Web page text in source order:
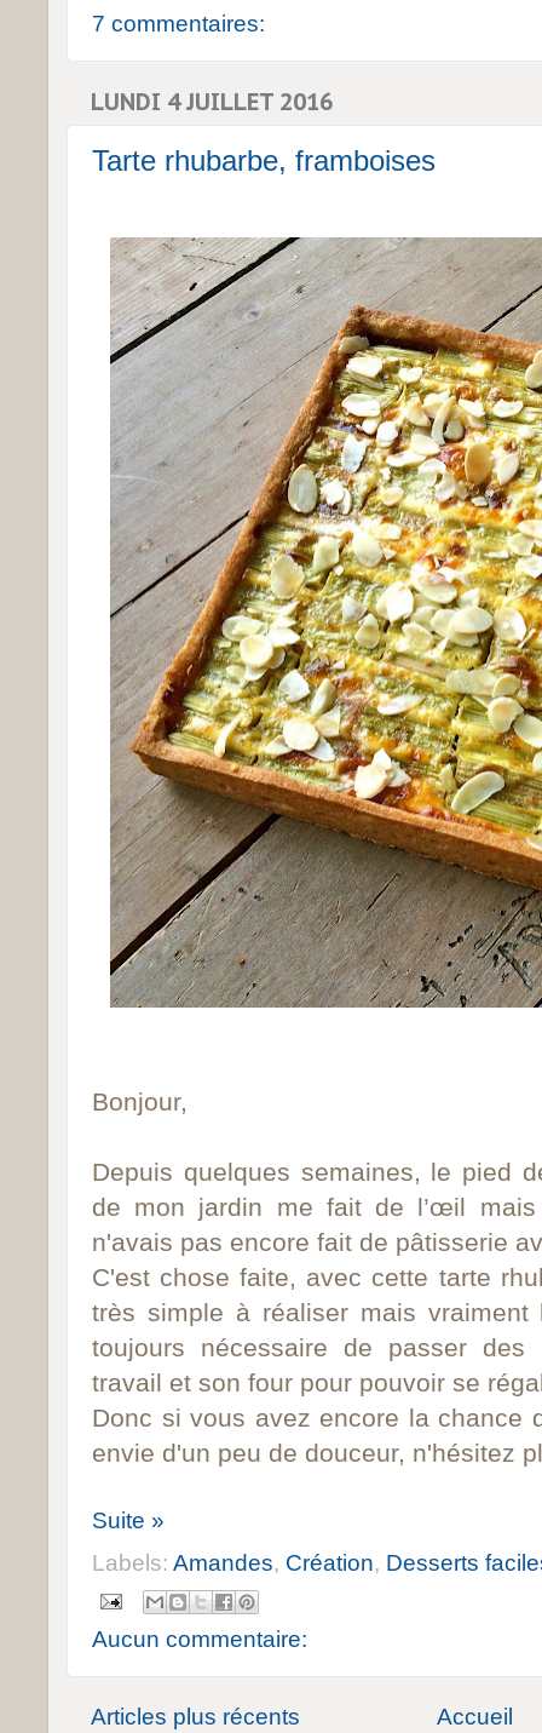
7 commentaires:
LUNDI 4 JUILLET 2016
Tarte rhubarbe, framboises
Bonjour,
Depuis quelques semaines, le pied
de mon jardin me fait de l’œil
n'avais pas encore fait de pâtisserie
C'est chose faite, avec cette tarte
très simple à réaliser mais
toujours nécessaire de passer
travail et son four pour pouvoir se
Donc si vous avez encore la chance
envie d'un peu de douceur, n'hésitez
Suite »
Labels: Amandes, Création, Desserts
Aucun commentaire:
Articles plus récents
Accueil